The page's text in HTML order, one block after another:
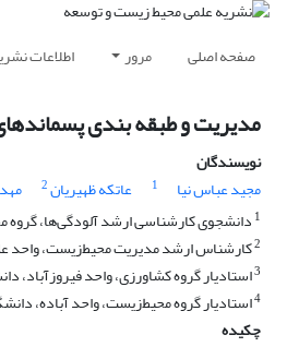
صفحه اصلی مرور اطلاعات
مدیریت و طبقه بندی
نویسندگان
مجید عباس نیا
1 عاتکه ظهیریان2
1دانشجوی کارشناسی ارشد آلودگی‌‌ها، گروه
2کارشناس ارشد مدیریت محیط‌زیست، واحد
3استادیار گروه کشاورزی، واحد فیروزآباد،
4استادیار گروه محیط‌زیست، واحد آباده،
چکیده